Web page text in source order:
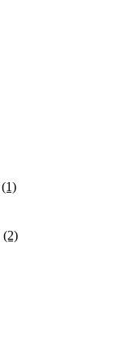
(1)
(2)